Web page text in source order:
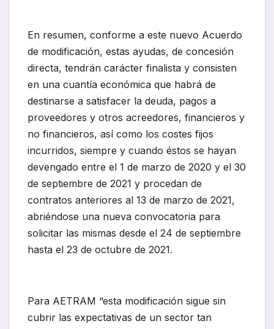
En resumen, conforme a este nuevo Acuerdo
de modificación, estas ayudas, de concesión
directa, tendrán carácter finalista y consisten
en una cuantía económica que habrá de
destinarse a satisfacer la deuda, pagos a
proveedores y otros acreedores, financieros y
no financieros, así como los costes fijos
incurridos, siempre y cuando éstos se hayan
devengado entre el 1 de marzo de 2020 y el 30
de septiembre de 2021 y procedan de
contratos anteriores al 13 de marzo de 2021,
abriéndose una nueva convocatoria para
solicitar las mismas desde el 24 de septiembre
hasta el 23 de octubre de 2021.
Para AETRAM “esta modificación sigue sin
cubrir las expectativas de un sector tan